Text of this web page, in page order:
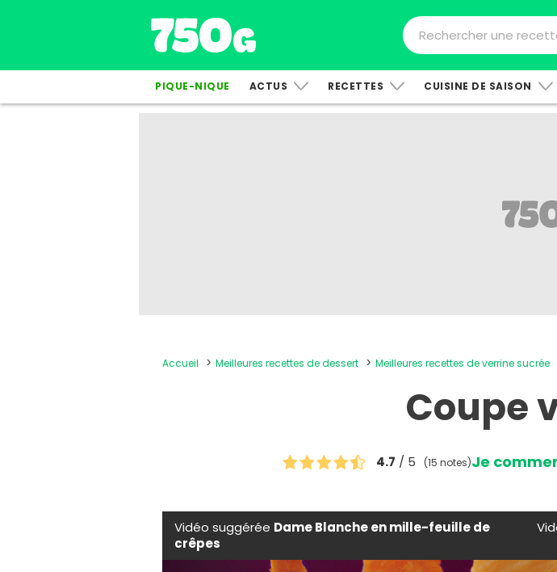
PIQUE-NIQUE ACTUS RECETTES CUISINE DE SAISON
Accueil Meilleures recettes de dessert Meilleures recettes de verrine sucrée
Coupe
4.7 / 5 (15 notes)Je
Vidéo suggérée Dame Blanche en mille-feuille de
crêpes